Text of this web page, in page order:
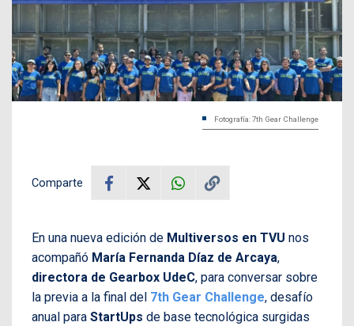
Fotografía: 7th Gear Challenge
Comparte
En una nueva edición de Multiversos en TVU nos
acompañó María Fernanda Díaz de Arcaya,
directora de Gearbox UdeC, para conversar sobre
la previa a la final del 7th Gear Challenge, desafío
anual para StartUps de base tecnológica surgidas